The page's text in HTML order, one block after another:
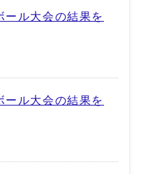
ル大会の結果を
ル大会の結果を